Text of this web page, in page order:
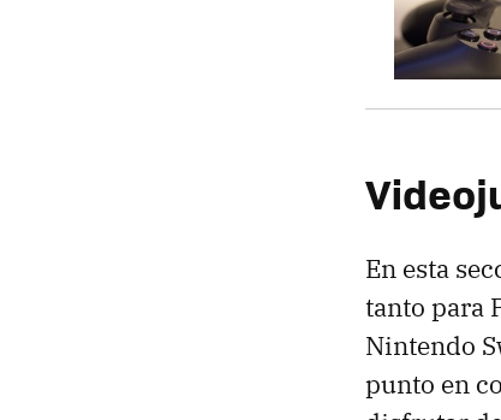
En esta
tanto para
Nintendo
punto en